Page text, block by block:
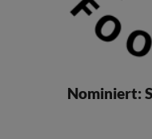
Nominiert: